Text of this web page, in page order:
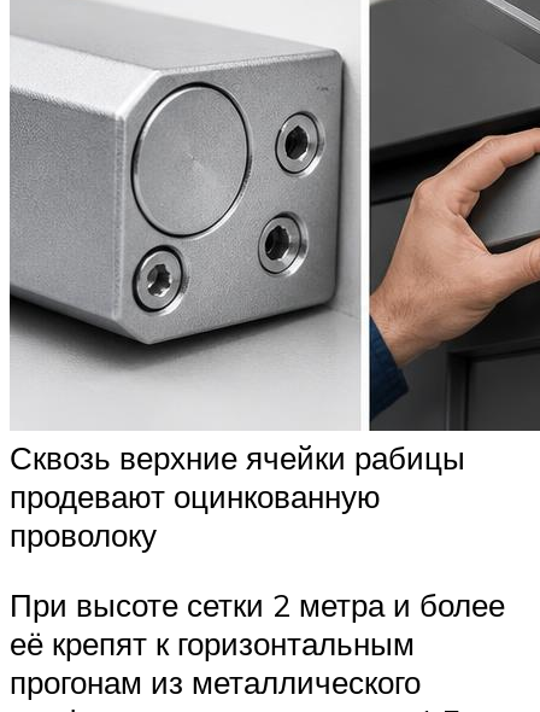
Сквозь верхние ячейки рабицы
продевают оцинкованную
проволоку
При высоте сетки 2 метра и более
её крепят к горизонтальным
прогонам из металлического